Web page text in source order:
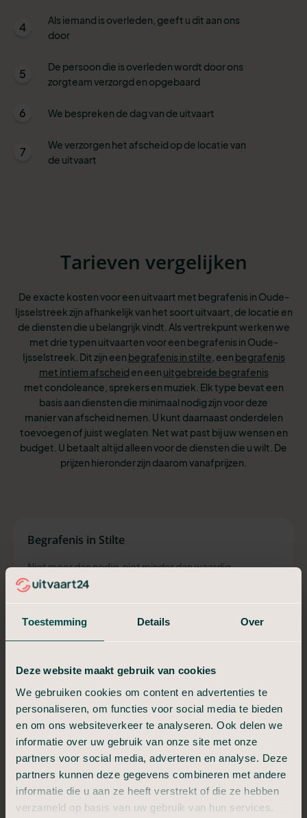
Toestemming Details Over
Deze website maakt gebruik van cookies
We gebruiken cookies om content en advertenties te
personaliseren, om functies voor social media te bieden
en om ons websiteverkeer te analyseren. Ook delen we
informatie over uw gebruik van onze site met onze
partners voor social media, adverteren en analyse. Deze
partners kunnen deze gegevens combineren met andere
informatie die u aan ze heeft verstrekt of die ze hebben
verzameld op basis van uw gebruik van hun services.
4
Als iemand is overleden, geeft u dit aan ons
door
5
De persoon die is overleden wordt door ons
zorgteam verzorgd en opgebaard
6 We bespreken de dag van de uitvaart
7
We verzorgen het afscheid op de locatie van
de uitvaart
Tarieven vergelijken
De exacte kosten voor een uitvaart met begrafenis in Oude-
Ijsselstreek zijn afhankelijk van het soort uitvaart, de locatie en
de diensten die u belangrijk vindt. Als vertrekpunt werken we
met drie typen uitvaarten voor een begrafenis in Oude-
Ijsselstreek. Ditzijn een begrafenis in stilte , een begrafenis
met intiem afscheid en een uitgebreide begrafenis
met condoleance, sprekers en muziek. Elk type bevat een
basis aan diensten die minimaal nodig zijn voor deze
manier van afscheid nemen. U kunt daarnaast onderdelen
toevoegen of juist weglaten. Net wat past bij uw wensen en
budget. U betaalt altijd alleen voor de diensten die u wilt. De
prijzen hieronder zijn daarom vanafprijzen.
Begrafenis in Stilte
Niet meer dan nodig, niet minder dan waardig.
€ 1.649,-
Vanaf
Overbrengen en bewaring
Technische verzorging
Uitvaartkist met kleine beschadiging
Ondersteuning van het hoofdkantoor
Begrafenis
Plan een adviesgesprek